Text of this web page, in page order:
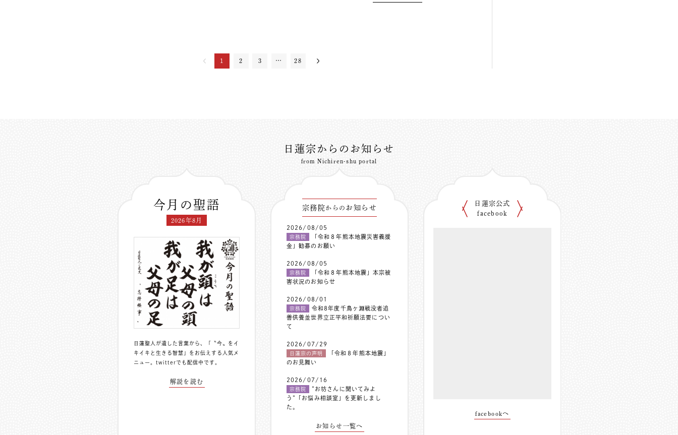
1 2 3 … 28
日蓮宗からのお知らせ
from Nichiren-shu portal
今月の聖語
2026年8月
日蓮聖人が遺した言葉から、「〝今〟をイ
キイキと生きる智慧」をお伝えする人気メ
ニュー。 twitterでも配信中 です。
解説を読む
宗務院からの お知らせ
2026/08/05
宗務院
「令和８年熊本地震災害義援
金」勧募のお願い
2026/08/05
宗務院
「令和８年熊本地震」本宗被
害状況のお知らせ
2026/08/01
宗務院
令和8年度千鳥ヶ淵戦没者追
善供養並世界立正平和祈願法要につい
て
2026/07/29
日蓮宗の声明
「令和８年熊本地震」
のお見舞い
2026/07/16
宗務院
”お坊さんに聞いてみよ
う”「お悩み相談室」を更新しまし
た。
お知らせ一覧へ
日蓮宗公式
facebook
facebookへ